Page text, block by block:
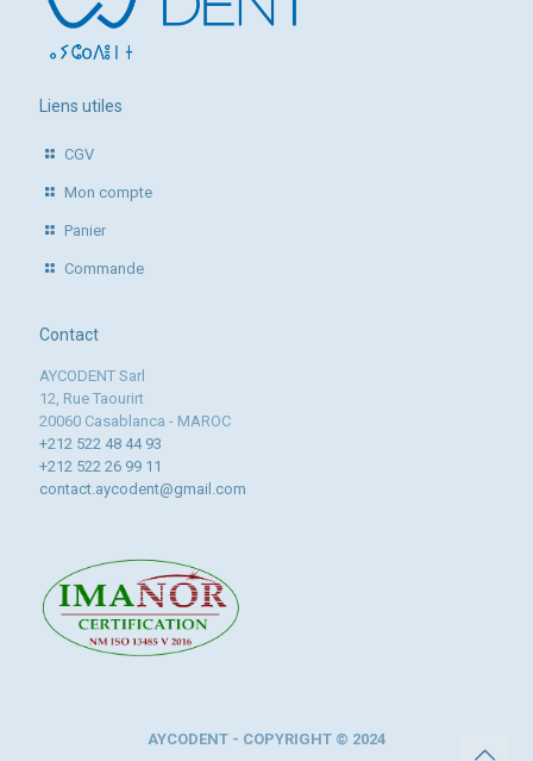
Liens utiles
CGV
Mon compte
Panier
Commande
Contact
AYCODENT Sarl
12, Rue Taourirt
20060 Casablanca - MAROC
+212 522 48 44 93
+212 522 26 99 11
contact.aycodent@gmail.com
AYCODENT - COPYRIGHT © 2024